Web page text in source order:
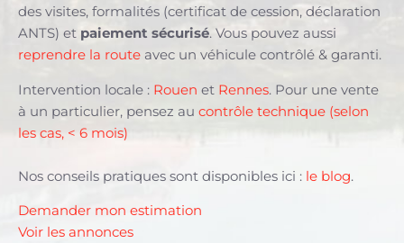
des visites, formalités (certificat de cession, déclaration
ANTS) et paiement sécurisé. Vous pouvez aussi
reprendre la route avec un véhicule contrôlé & garanti.
Intervention locale : Rouen et Rennes. Pour une vente
à un particulier, pensez au contrôle technique (selon
les cas, < 6 mois)
Nos conseils pratiques sont disponibles ici : le blog.
Demander mon estimation
Voir les annonces